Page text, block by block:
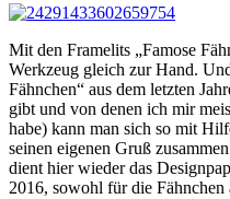
Mit den Framelits „Famose
Werkzeug gleich zur Hand.
Fähnchen“ aus dem letzten
gibt und von denen ich mir
habe) kann man sich so mit
seinen eigenen Gruß
dient hier wieder das
2016, sowohl für die